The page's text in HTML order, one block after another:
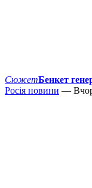
СюжетБенкет
Росія новини —